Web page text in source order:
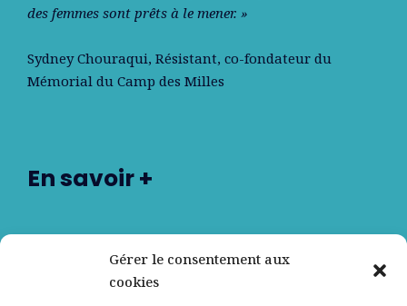
Gérer le consentement aux
cookies
des femmes sont prêts à le mener. »
Sydney Chouraqui, Résistant, co-fondateur du
Mémorial du Camp des Milles
En savoir +
Nos partenaires